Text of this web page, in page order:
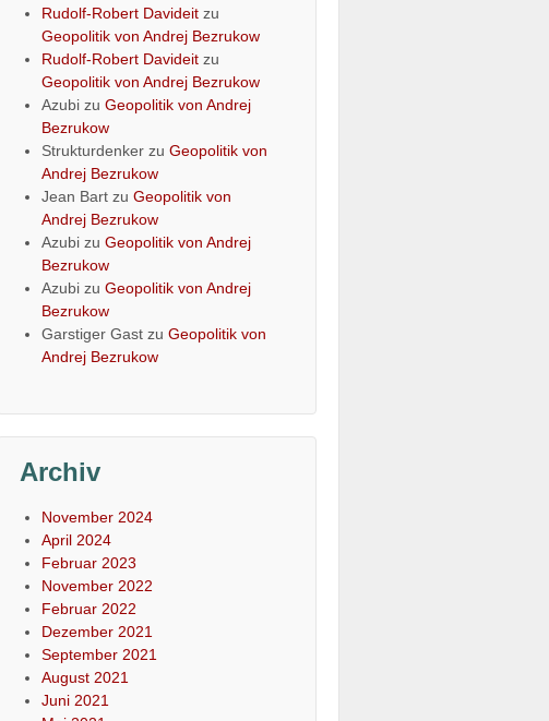
Rudolf-Robert Davideit zu
Geopolitik von Andrej Bezrukow
Rudolf-Robert Davideit zu
Geopolitik von Andrej Bezrukow
Azubi zuGeopolitik von Andrej
Bezrukow
Strukturdenker zuGeopolitik von
Andrej Bezrukow
Jean Bart zuGeopolitik von
Andrej Bezrukow
Azubi zuGeopolitik von Andrej
Bezrukow
Azubi zuGeopolitik von Andrej
Bezrukow
Garstiger Gast zuGeopolitik von
Andrej Bezrukow
Archiv
November 2024
April 2024
Februar 2023
November 2022
Februar 2022
Dezember 2021
September 2021
August 2021
Juni 2021